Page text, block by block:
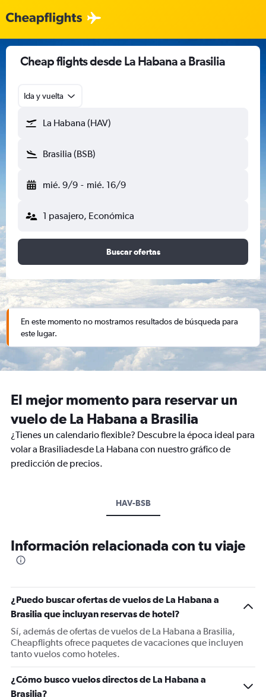
Cheap flights desde La Habana a Brasilia
Ida y vuelta
La Habana (HAV)
Brasilia (BSB)
mié. 9/9 - mié. 16/9
1 pasajero, Económica
Buscar ofertas
En este momento no mostramos resultados de búsqueda para
este lugar.
El mejor momento para reservar un
vuelo de La Habana a Brasilia
¿Tienes un calendario flexible? Descubre la época ideal para
volar a Brasiliadesde La Habana con nuestro gráfico de
predicción de precios.
HAV-BSB
Información relacionada con tu viaje
¿Puedo buscar ofertas de vuelos de La Habana a
Brasilia que incluyan reservas de hotel?
Sí, además de ofertas de vuelos de La Habana a Brasilia,
Cheapflights ofrece paquetes de vacaciones que incluyen
tanto vuelos como hoteles.
¿Cómo busco vuelos directos de La Habana a
Brasilia?